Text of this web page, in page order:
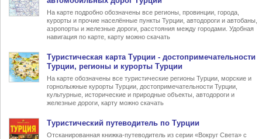
На карте подробно обозначены все регионы, провинции, города,
курорты и прочие населённые пункты Турции, автодороги и автобаны,
аэропорты и железные дороги, расстояния между городами. Удобная
навигация по карте, карту можно скачать
Туристическая карта Турции - достопримечательности
Турции, регионы и курорты Турции
На карте обозначены все туристические регионы Турции, морские и
горнолыжные курорты Турции, достопримечательности Турции,
культурные, исторические и природные объекты, автодороги и
железные дороги, карту можно скачать
Туристический путеводитель по Турции
Отсканированная книжка-путеводитель из серии «Вокруг Света» с